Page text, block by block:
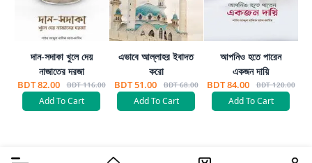
দান-সদাকা খুলে দেয়
নাজাতের দরজা
BDT 82.00 BDT 116.00
Add To Cart
এভাবে আল্লাহর ইবাদত
করো
BDT 51.00 BDT 68.00
Add To Cart
আপনিও হতে পারেন
একজন দায়ি
BDT 84.00 BDT 120.00
Add To Cart